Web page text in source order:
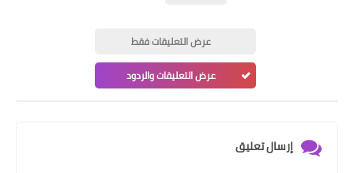
عرض التعليقات فقط
عرض التعليقات والردود
إرسال تعليق